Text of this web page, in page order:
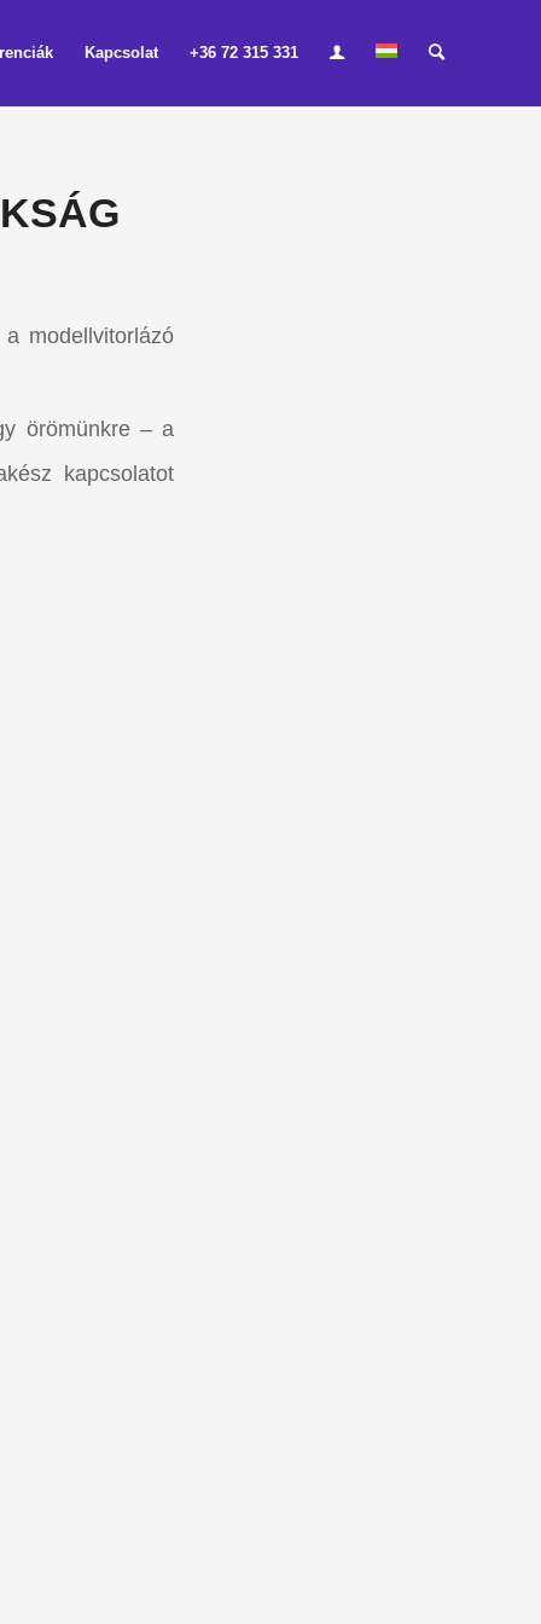
Kapcsolat +36 72 315 331
modellvitorlázó
örömünkre – a
kapcsolatot